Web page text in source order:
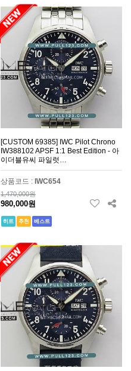
[CUSTOM 69385] IWC Pilot Chrono
IW388102 APSF 1:1 Best Edition - 아
이더블유씨 파일럿…
상품코드 : IWC654
1,470,000원
980,000원
히트 추천 베스트